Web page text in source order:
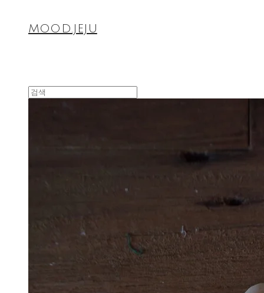
MOOD.JEJU